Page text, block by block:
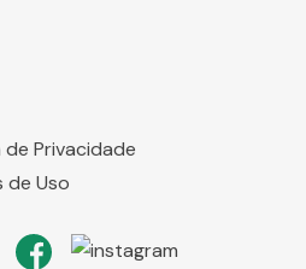
de Privacidade
de Uso